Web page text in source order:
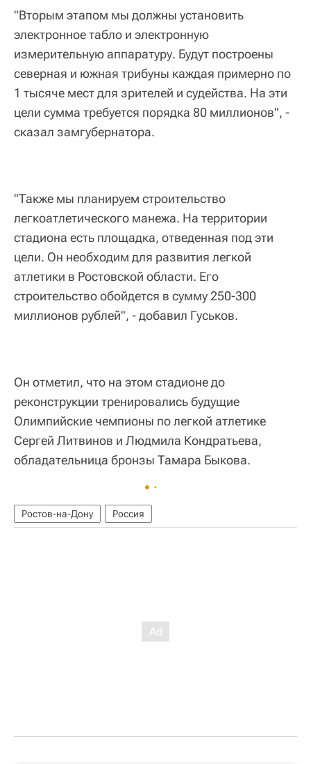
"Вторым этапом мы должны установить
электронное табло и электронную
измерительную аппаратуру. Будут построены
северная и южная трибуны каждая примерно по
1 тысяче мест для зрителей и судейства. На эти
цели сумма требуется порядка 80 миллионов", -
сказал замгубернатора.
"Также мы планируем строительство
легкоатлетического манежа. На территории
стадиона есть площадка, отведенная под эти
цели. Он необходим для развития легкой
атлетики в Ростовской области. Его
строительство обойдется в сумму 250-300
миллионов рублей", - добавил Гуськов.
Он отметил, что на этом стадионе до
реконструкции тренировались будущие
Олимпийские чемпионы по легкой атлетике
Сергей Литвинов и Людмила Кондратьева,
обладательница бронзы Тамара Быкова.
Ростов-на-Дону Россия